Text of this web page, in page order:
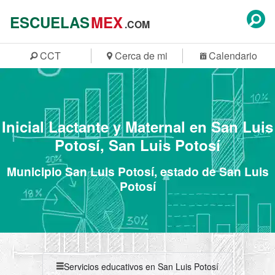
ESCUELASMEX.COM
CCT Cerca de mi Calendario
Inicial Lactante y Maternal en San Luis
Potosí, San Luis Potosí
Municipio San Luis Potosí, estado de San Luis
Potosí
Servicios educativos en San Luis Potosí